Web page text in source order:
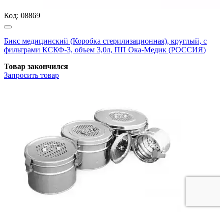
Код: 08869
Бикс медицинский (Коробка стерилизационная), круглый, с
фильтрами КСКФ-3, объем 3,0л, ПП Ока-Медик (РОССИЯ)
Товар закончился
Запросить товар